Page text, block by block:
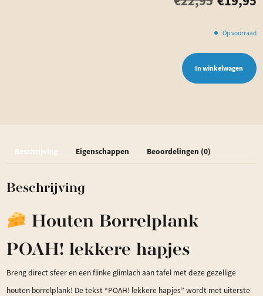
Op voorraad
Houten
hapjes
In winkelwagen
Beschrijving Eigenschappen Beoordelingen (0)
Beschrijving
Houten Borrelplank
POAH! lekkere hapjes
Breng direct sfeer en een flinke glimlach aan tafel met deze gezellige
houten borrelplank! De tekst “POAH! lekkere hapjes” wordt met uiterste